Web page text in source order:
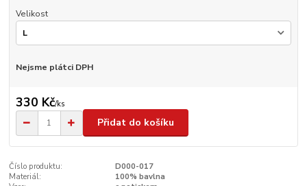
Velikost
Nejsme plátci DPH
330 Kč/ks
Přidat do košíku
Číslo produktu:
D000-017
Materiál:
100% bavlna